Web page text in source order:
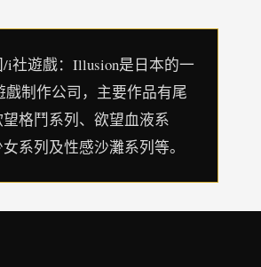
i社遊戲：Illusion是日本的一
戲制作公司，主要作品有尾
格鬥系列、欲望血液系
系列及性感沙灘系列等。